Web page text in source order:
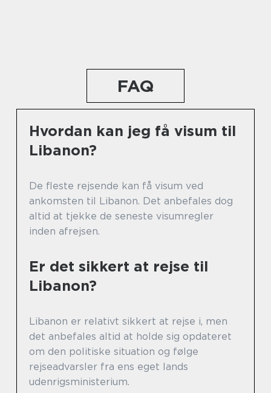
FAQ
Hvordan kan jeg få visum til
Libanon?
De fleste rejsende kan få visum ved
ankomsten til Libanon. Det anbefales dog
altid at tjekke de seneste visumregler
inden afrejsen.
Er det sikkert at rejse til
Libanon?
Libanon er relativt sikkert at rejse i, men
det anbefales altid at holde sig opdateret
om den politiske situation og følge
rejseadvarsler fra ens eget lands
udenrigsministerium.